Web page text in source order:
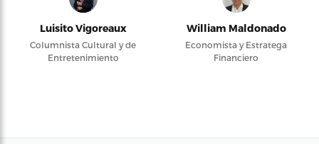
Luisito Vigoreaux
Columnista Cultural y de
Entretenimiento
William Maldonado
Economista y Estratega
Financiero